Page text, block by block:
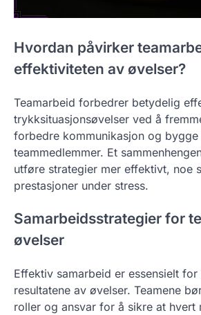
Hvordan påvirker
effektiviteten av øvelser?
Teamarbeid forbedrer betydelig
trykksituasjonsøvelser ved å
forbedre kommunikasjon og
teammedlemmer. Et
utføre strategier mer effektivt, noe
prestasjoner under stress.
Samarbeidsstrategier for
øvelser
Effektiv samarbeid er essensielt for
resultatene av øvelser. Teamene
roller og ansvar for å sikre at hvert